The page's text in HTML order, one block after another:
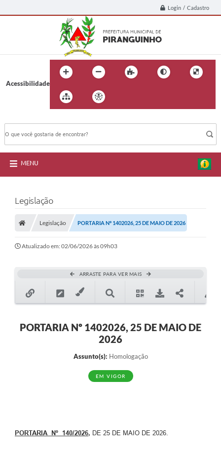
Login / Cadastro
Acessibilidade
MENU
Legislação
Legislação PORTARIA Nº 1402026, 25 DE MAIO DE 2026
Atualizado em: 02/06/2026 às 09h03
ARRASTE PARA VER MAIS
PORTARIA Nº 1402026, 25 DE MAIO DE
2026
Assunto(s): Homologação
EM VIGOR
PORTARIA Nº 140/2026, DE 25 DE MAIO DE 2026.